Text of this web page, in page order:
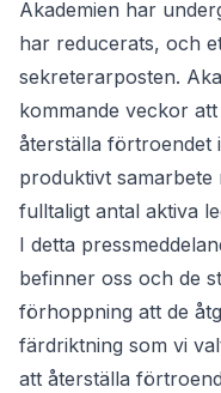
Akademien har
har reducerats, och
sekreterarposten.
kommande veckor
återställa förtroendet
produktivt samarbete
fulltaligt antal aktiva
I detta
befinner oss och de
förhoppning att de
färdriktning som vi
att återställa